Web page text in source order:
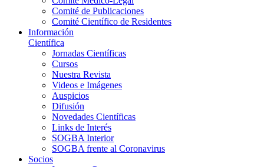
Comité de Publicaciones
Comité Científico de Residentes
Información
Científica
Jornadas Científicas
Cursos
Nuestra Revista
Videos e Imágenes
Auspicios
Difusión
Novedades Científicas
Links de Interés
SOGBA Interior
SOGBA frente al Coronavirus
Socios